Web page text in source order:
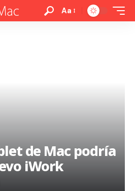
Aa
de Mac podría
iWork